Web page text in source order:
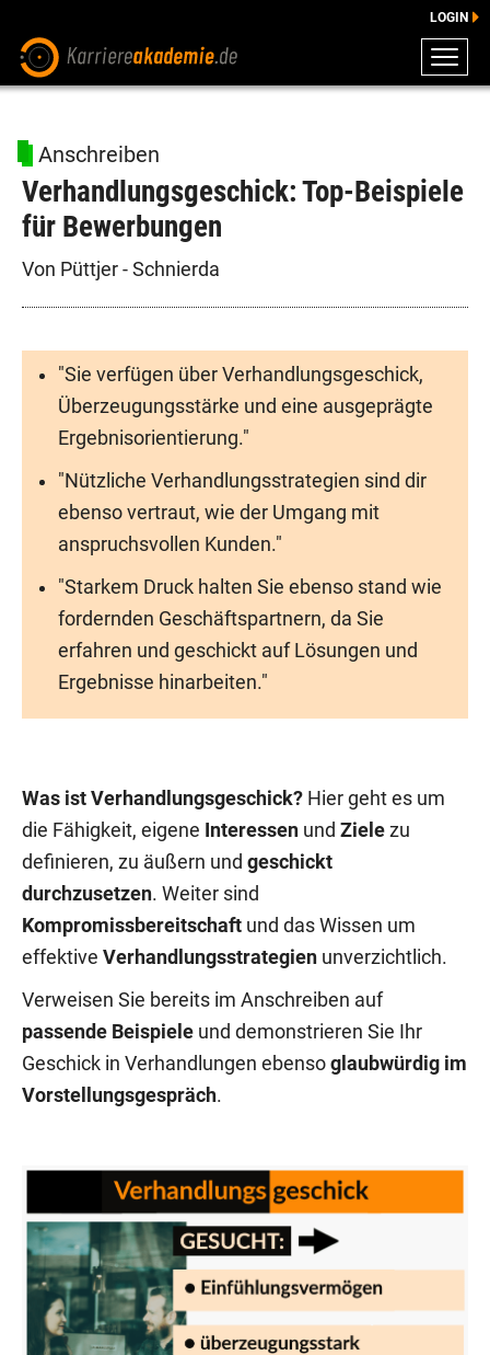
ENGLISCHE DOWNLOADS
E-LEARNING
FAQ
BERATUNG
LOGIN
Anschreiben
Verhandlungsgeschick: Top-Beispiele
für Bewerbungen
Von Püttjer - Schnierda
"Sie verfügen über Verhandlungsgeschick,
Überzeugungsstärke und eine ausgeprägte
Ergebnisorientierung."
"Nützliche Verhandlungsstrategien sind dir
ebenso vertraut, wie der Umgang mit
anspruchsvollen Kunden."
"Starkem Druck halten Sie ebenso stand wie
fordernden Geschäftspartnern, da Sie
erfahren und geschickt auf Lösungen und
Ergebnisse hinarbeiten."
Was ist Verhandlungsgeschick? Hier geht es um
die Fähigkeit, eigene Interessen und Ziele zu
definieren, zu äußern und geschickt
durchzusetzen. Weiter sind
Kompromissbereitschaft und das Wissen um
effektive Verhandlungsstrategien unverzichtlich.
Verweisen Sie bereits im Anschreiben auf
passende Beispiele und demonstrieren Sie Ihr
Geschick in Verhandlungen ebenso glaubwürdig im
Vorstellungsgespräch.